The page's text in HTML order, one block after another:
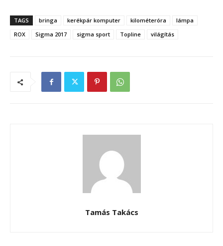
TAGS bringa kerékpár komputer kilométeróra
lámpa
ROX
Sigma 2017 sigma sport Topline világítás
Tamás Takács